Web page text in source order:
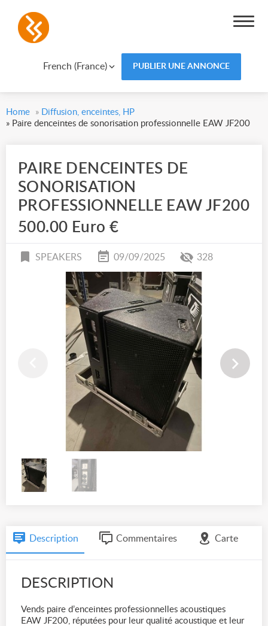
French (France) PUBLIER UNE ANNONCE
Home » Diffusion, enceintes, HP
» Paire denceintes de sonorisation professionnelle EAW JF200
PAIRE DENCEINTES DE
SONORISATION
PROFESSIONNELLE EAW JF200
500.00 Euro €
SPEAKERS 09/09/2025 328
Description Commentaires Carte
DESCRIPTION
Vends paire d’enceintes professionnelles acoustiques
EAW JF200, réputées pour leur qualité acoustique et leur